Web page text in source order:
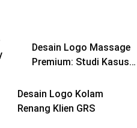
Desain Logo Massage
Premium: Studi Kasus…
Desain Logo Kolam
Renang Klien GRS